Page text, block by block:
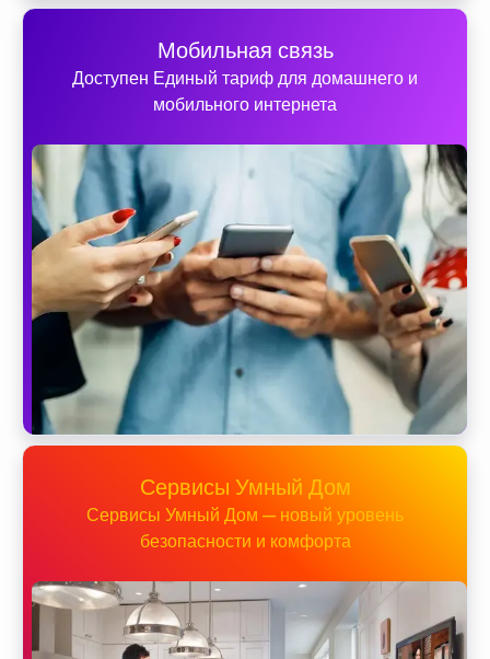
Мобильная связь
Доступен Единый тариф для домашнего и
мобильного интернета
Сервисы Умный Дом
Сервисы Умный Дом — новый уровень
безопасности и комфорта